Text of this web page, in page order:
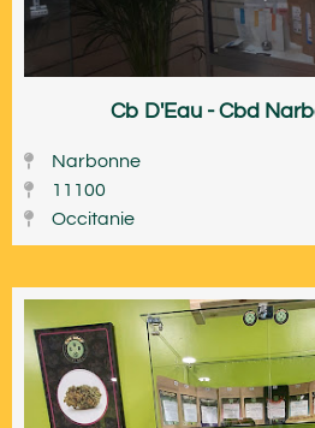
Cb D'Eau - Cbd
Narbonne
11100
Occitanie